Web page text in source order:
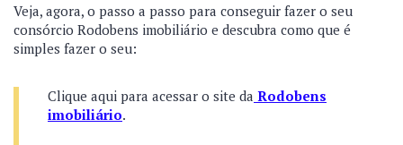
Veja, agora, o passo a passo para conseguir fazer o seu
consórcio Rodobens imobiliário e descubra como que é
simples fazer o seu:
Clique aqui para acessar o site da Rodobens
imobiliário.